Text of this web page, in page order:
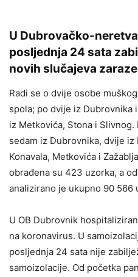
U Dubrovačko-
posljednja 24 sata
novih slučajeva
Radi se o dvije osobe
spola; po dvije iz Dubrovnika
iz Metkovića, Stona i
sedam iz Dubrovnika, dvije
Konavala, Metkovića i
obrađena su 423 uzorka, a
analizirano je ukupno 90 566
U OB Dubrovnik
na koronavirus. U
posljednja 24 sata nije
samoizolacije. Od početka